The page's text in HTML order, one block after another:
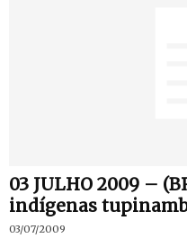
03 JULHO 2009 –
03/07/2009